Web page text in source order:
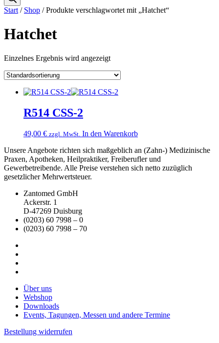
Start / Shop / Produkte verschlagwortet mit „Hatchet“
Hatchet
Einzelnes Ergebnis wird angezeigt
R514 CSS-2
49,00 € zzgl. MwSt. In den Warenkorb
Unsere Angebote richten sich maßgeblich an (Zahn-) Medizinische
Praxen, Apotheken, Heilpraktiker, Freiberufler und
Gewerbetreibende. Alle Preise verstehen sich netto zuzüglich
gesetzlicher Mehrwertsteuer.
Zantomed GmbH
Ackerstr. 1
D-47269 Duisburg
(0203) 60 7998 – 0
(0203) 60 7998 – 70
Über uns
Webshop
Downloads
Events, Tagungen, Messen und andere Termine
Bestellung widerrufen